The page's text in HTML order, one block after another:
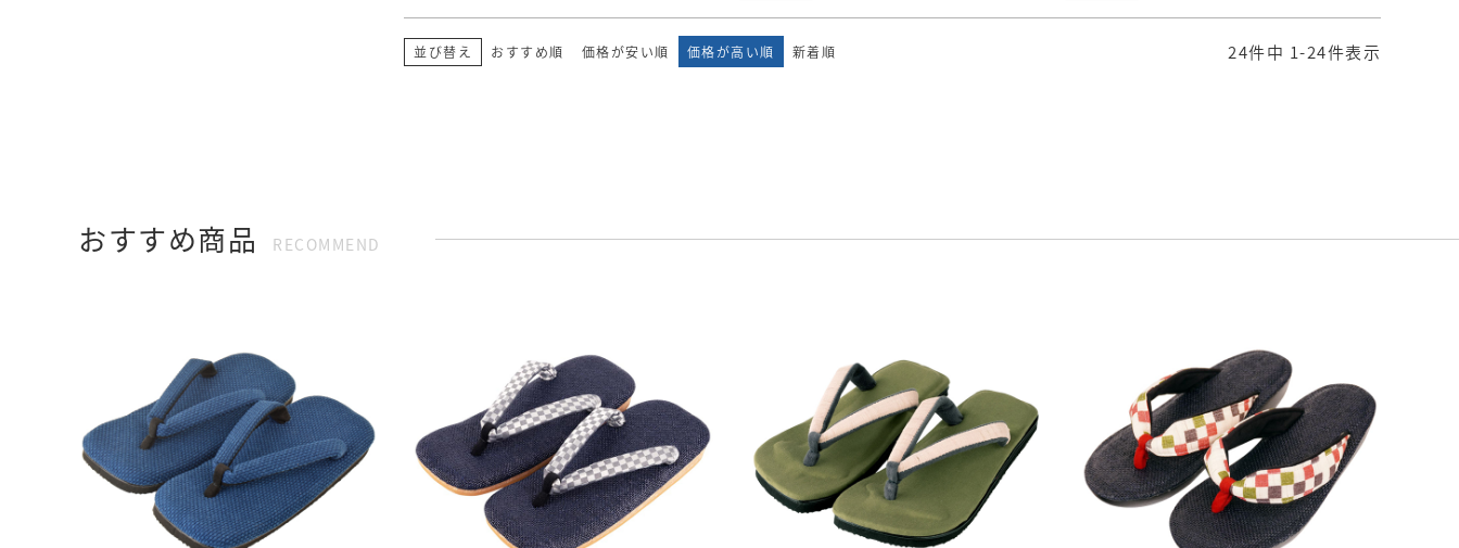
並び替え おすすめ順 価格が安い順 価格が高い順 新着順 24件中 1-24件表示
おすすめ商品 RECOMMEND